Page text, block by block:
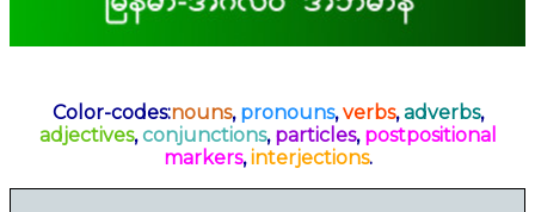
Color-codes:nouns, pronouns,verbs,adverbs,
adjectives,conjunctions, particles, postpositional
markers,interjections.